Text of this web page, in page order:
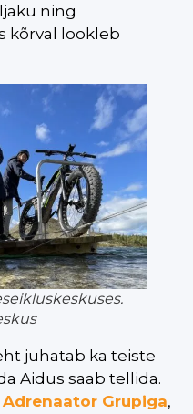
ning
kõrval lookleb
juhatab ka teiste
Aidus saab tellida.
Adrenaator Grupiga,